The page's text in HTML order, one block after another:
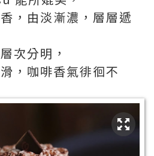
，由淡漸濃，層層遞
次分明，
，咖啡香氣徘徊不